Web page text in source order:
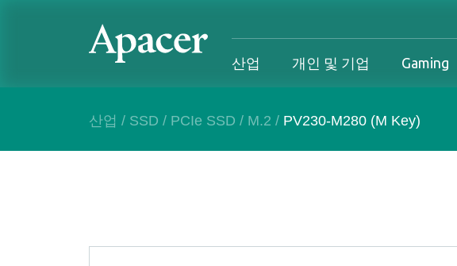
산업
산업
DRAM
산업 개요
개인 및 기업
개인 및 기업
비즈니스 제품
개인 및
Gaming
Gaming Gaming
지원
Gaming
산업 / SSD / PCIe SSD / M.2 / PV230-M280 (M Key)